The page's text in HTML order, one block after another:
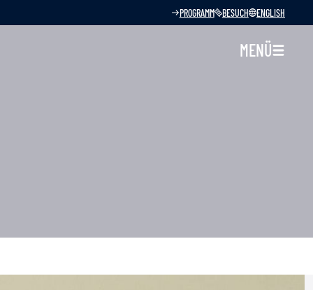
PROGRAMM BESUCH ENGLISH
MENÜ